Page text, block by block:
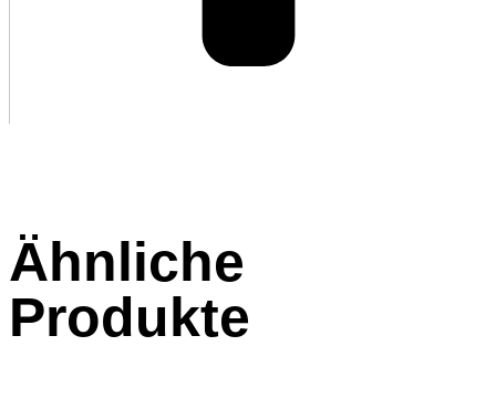
Ähnliche
Produkte